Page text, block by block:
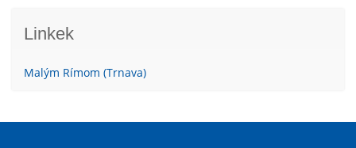
Linkek
Malým Rímom (Trnava)